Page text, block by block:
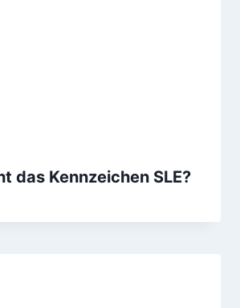
das Kennzeichen SLE?